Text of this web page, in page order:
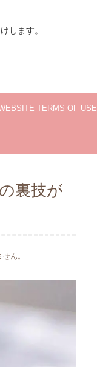
します。
TERMS OF USE
裏技が
ん。